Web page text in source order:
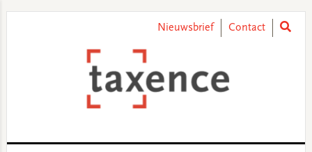
Nieuwsbrief Contact